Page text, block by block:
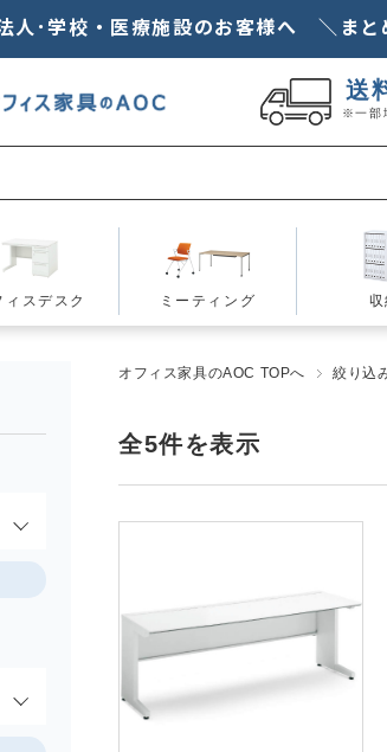
人･学校・医療施設のお客様へ ＼ま
送
※一部
ィスデスク ミーティング 収
オフィス家具のAOC TOPへ 絞り込
全5件を表示